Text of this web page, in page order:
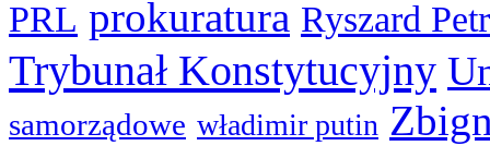
PRL prokuratura Ryszard
Trybunał Konstytucyjny
samorządowe władimir putin